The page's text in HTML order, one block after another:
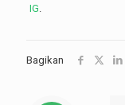
IG
Bagikan